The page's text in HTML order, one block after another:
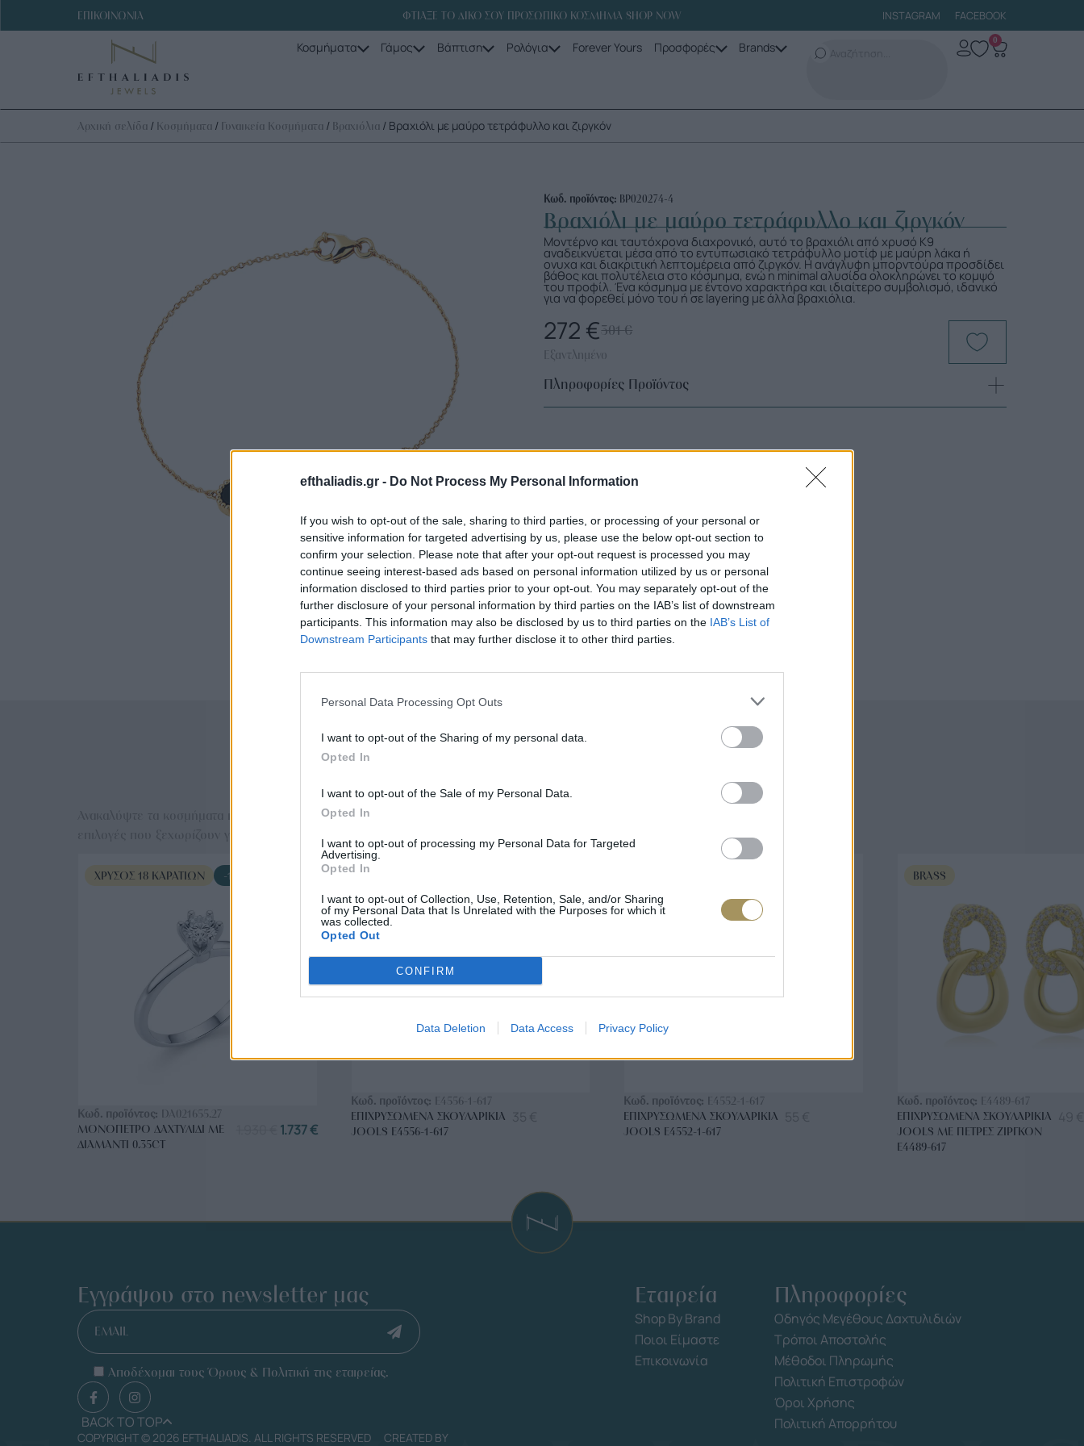
efthaliadis.gr - Do Not Process My Personal Information
If you wish to opt-out of the sale, sharing to third parties, or processing of your personal or
sensitive information for targeted advertising by us, please use the below opt-out section to
confirm your selection. Please note that after your opt-out request is processed you may
continue seeing interest-based ads based on personal information utilized by us or personal
information disclosed to third parties prior to your opt-out. You may separately opt-out of the
further disclosure of your personal information by third parties on the IAB’s list of downstream
participants. This information may also be disclosed by us to third parties on the IAB’s List of
Downstream Participants that may further disclose it to other third parties.
Personal Data Processing Opt Outs
I want to opt-out of the Sharing of my personal data.
Opted In
I want to opt-out of the Sale of my Personal Data.
Opted In
I want to opt-out of processing my Personal Data for Targeted
Advertising.
Opted In
I want to opt-out of Collection, Use, Retention, Sale, and/or Sharing
of my Personal Data that Is Unrelated with the Purposes for which it
was collected.
Opted Out
CONFIRM
Data Deletion Data Access Privacy Policy
ΕΠΙΚΟΙΝΩΝΙΑ ΦΤΙΑΞΕ ΤΟ ΔΙΚΟ ΣΟΥ ΠΡΟΣΩΠΙΚΟ ΚΟΣΜΗΜΑ SHOP NOW INSTAGRAM FACEBOOK
Κοσμήματα Γάμος Βάπτιση Ρολόγια Forever Yours Προσφορές Brands 0
Αρχική σελίδα / Κοσμήματα / Γυναικεία Κοσμήματα / Βραχιόλια / Βραχιόλι με μαύρο τετράφυλλο και ζιργκόν
Κωδ. προϊόντος: ΒΡ020274-4
Βραχιόλι με μαύρο τετράφυλλο και ζιργκόν
Μοντέρνο και ταυτόχρονα διαχρονικό, αυτό το βραχιόλι από χρυσό Κ9
αναδεικνύεται μέσα από το εντυπωσιακό τετράφυλλο μοτίφ με μαύρη λάκα ή
ονυχα και διακριτική λεπτομέρεια από ζιργκόν. Η ανάγλυφη μπορντούρα προσδίδει
βάθος και πολυτέλεια στο κόσμημα, ενώ η minimal αλυσίδα ολοκληρώνει το κομψό
του προφίλ. Ένα κόσμημα με έντονο χαρακτήρα και ιδιαίτερο συμβολισμό, ιδανικό
για να φορεθεί μόνο του ή σε layering με άλλα βραχιόλια.
301€
272 €
Εξαντλημένο
Πληροφορίες Προϊόντος
Επιλογές Που Ταιριάζουν
Ανακαλύψτε τα κοσμήματα που αγαπήθηκαν περισσότερο! Εδώ θα βρείτε τις κορυφαίες
ΧΡΥΣΌΣ 18 ΚΑΡΑΤΊΩΝ -10%
Κωδ. προϊόντος: DA021655.27
ΜΟΝΌΠΕΤΡΟ ΔΑΧΤΥΛΊΔΙ ΜΕ
ΔΙΑΜΆΝΤΙ 0.35CT
1.737€
BRASS
Κωδ. προϊόντος: E4556-1-617
ΕΠΙΧΡΥΣΩΜΈΝΑ ΣΚΟΥΛΑΡΊΚΙΑ
JOOLS E4556-1-617
Κωδ. προϊόντος: E4552-1-617
ΕΠΙΧΡΥΣΩΜΈΝΑ ΣΚΟΥΛΑΡΊΚΙΑ
JOOLS E4552-1-617
BRASS
Κωδ. προϊόντος: E4489-617
ΕΠΙΧΡΥΣΩΜΈΝΑ ΣΚΟΥΛΑΡΊΚΙΑ
JOOLS ΜΕ ΠΈΤΡΕΣ ΖΙΡΓΚΌΝ
E4489-617
Εγγράψου στο newsletter μας
EMAIL
Αποδέχομαι τους Όρους & Πολιτική της εταιρείας.
BACK TO TOP
Εταιρεία
Shop By Brand
Ποιοι Είμαστε
Επικοινωνία
Πληροφορίες
Οδηγός Μεγέθους Δαχτυλιδιών
Τρόποι Αποστολής
Μέθοδοι Πληρωμής
Πολιτική Επιστροφών
Όροι Χρήσης
Πολιτική Απορρήτου
COPYRIGHT © 2026 EFTHALIADIS. ALL RIGHTS RESERVED CREATED BY